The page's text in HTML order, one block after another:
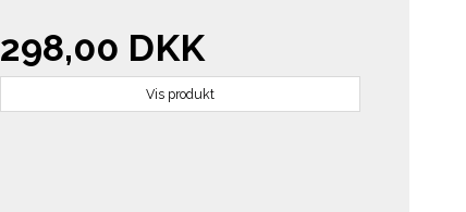
298,00 DKK
Vis produkt